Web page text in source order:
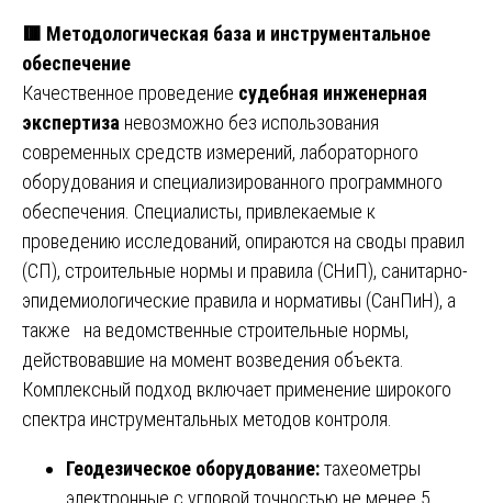
🟥 Методологическая база и инструментальное
обеспечение
Качественное проведение судебная инженерная
экспертиза невозможно без использования
современных средств измерений, лабораторного
оборудования и специализированного программного
обеспечения. Специалисты, привлекаемые к
проведению исследований, опираются на своды правил
(СП), строительные нормы и правила (СНиП), санитарно-
эпидемиологические правила и нормативы (СанПиН), а
также на ведомственные строительные нормы,
действовавшие на момент возведения объекта.
Комплексный подход включает применение широкого
спектра инструментальных методов контроля.
Геодезическое оборудование:тахеометры
электронные с угловой точностью не менее 5